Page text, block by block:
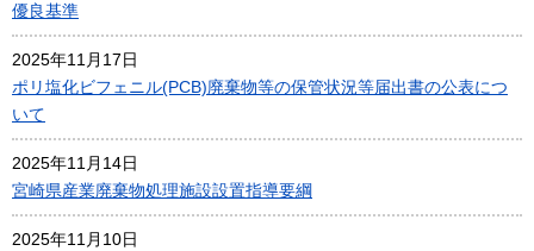
優良基準
2025年11月17日
ポリ塩化ビフェニル(PCB)廃棄物等の保管状況等届出書の公表につ
いて
2025年11月14日
宮崎県産業廃棄物処理施設設置指導要綱
2025年11月10日